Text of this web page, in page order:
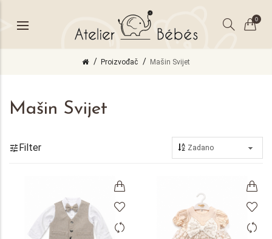
0
Proizvođač Mašin Svijet
Mašin Svijet
Filter